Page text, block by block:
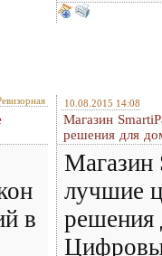
в
10.08.2015 14:08
Магазин
решения для
Магазин
лучшие
решения